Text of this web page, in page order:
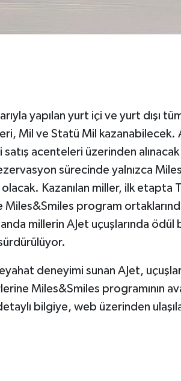
yapılan yurt içi ve yurt dışı
Mil ve Statü Mil kazanabilecek.
acenteleri üzerinden
sürecinde yalnızca
Kazanılan miller, ilk etapta
Miles&Smiles program
millerin AJet uçuşlarında
deneyimi sunan AJet,
Miles&Smiles programının
bilgiye, web üzerinden